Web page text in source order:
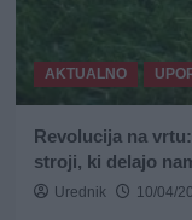
AKTUALNO
Revolucija na
stroji, ki delajo
Urednik 10/04/